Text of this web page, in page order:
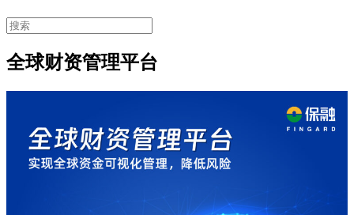
全球财资管理平台